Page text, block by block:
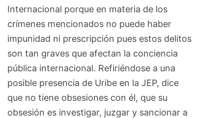
Internacional porque en materia de los
crímenes mencionados no puede haber
impunidad ni prescripción pues estos delitos
son tan graves que afectan la conciencia
pública internacional. Refiriéndose a una
posible presencia de Uribe en la JEP, dice
que no tiene obsesiones con él, que su
obsesión es investigar, juzgar y sancionar a